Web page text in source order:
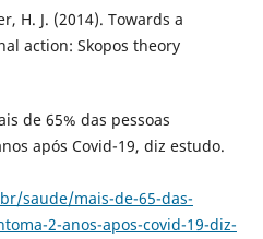
H. J. (2014). Towards a
action: Skopos theory
de 65% das pessoas
após Covid-19, diz estudo.
saude/mais-de-65-das-
2-anos-apos-covid-19-diz-